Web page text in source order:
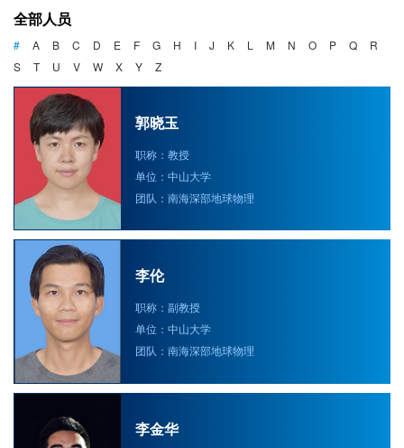
海洋产业与政策
海洋可持续发展
全部人员
# A B C D E F G H I J K L M N O P Q
R
S
T U V W X Y Z
郭晓玉
职称：教授
单位：中山大学
团队：南海深部地球物理
李伦
职称：副教授
单位：中山大学
团队：南海深部地球物理
李金华